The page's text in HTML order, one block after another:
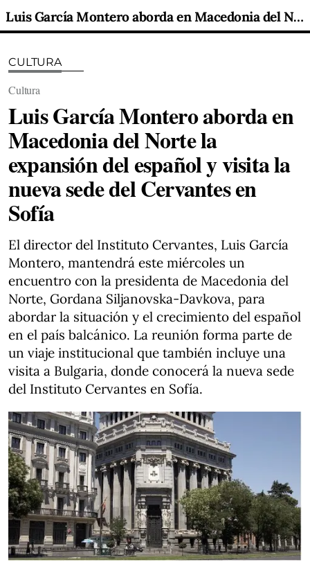
Luis García Montero aborda en Macedonia del Norte la expansión del español y visita la nueva sede del Cervantes en Sofía
CULTURA
Cultura
Luis García Montero aborda en
Macedonia del Norte la
expansión del español y visita la
nueva sede del Cervantes en
Sofía
El director del Instituto Cervantes, Luis García
Montero, mantendrá este miércoles un
encuentro con la presidenta de Macedonia del
Norte, Gordana Siljanovska-Davkova, para
abordar la situación y el crecimiento del español
en el país balcánico. La reunión forma parte de
un viaje institucional que también incluye una
visita a Bulgaria, donde conocerá la nueva sede
del Instituto Cervantes en Sofía.